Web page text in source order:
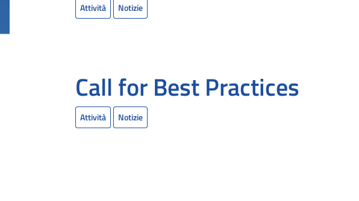
Attività Notizie
Call for Best Practices
Attività Notizie